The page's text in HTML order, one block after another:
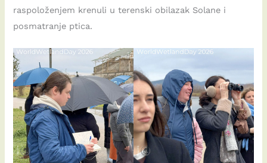
raspoloženjem krenuli u terenski obilazak Solane i
posmatranje ptica.